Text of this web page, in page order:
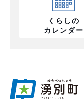
くらしの
カレンダー